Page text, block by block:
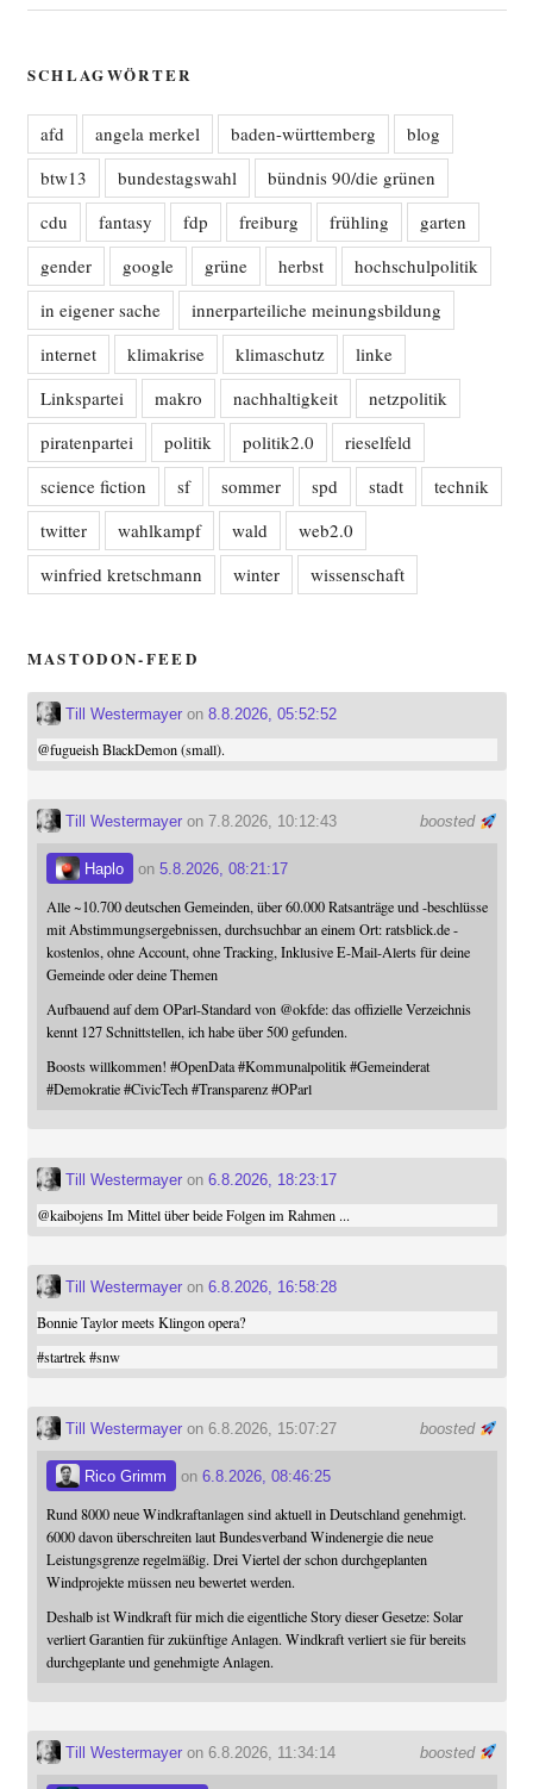
SCHLAGWÖRTER
afd angela merkel baden-württemberg
blog
btw13
bundestagswahl
bündnis 90/die grünen
cdu
fantasy fdp freiburg frühling
garten
gender
google grüne herbst
hochschulpolitik
in eigener sache
innerparteiliche meinungsbildung
internet
klimakrise klimaschutz
linke
Linkspartei
makro nachhaltigkeit
netzpolitik
piratenpartei
politik politik2.0
rieselfeld
science fiction
sf sommer spd stadt
technik
twitter
wahlkampf wald
web2.0
winfried kretschmann
winter wissenschaft
MASTODON-FEED
Till Westermayeron 8.8.2026, 05:52:52
@fugueishBlackDemon (small).
boosted
Till Westermayeron 7.8.2026, 10:12:43
Haplo on 5.8.2026, 08:21:17
Alle ~10.700 deutschen Gemeinden, über 60.000 Ratsanträge und -beschlüsse
mit Abstimmungsergebnissen, durchsuchbar an einem Ort: ratsblick.de -
kostenlos, ohne Account, ohne Tracking, Inklusive E-Mail-Alerts für deine
Gemeinde oder deine Themen
Aufbauend auf dem OParl-Standard von @okfde: das offizielle Verzeichnis
kennt 127 Schnittstellen, ich habe über 500 gefunden.
Boosts willkommen! #OpenData #Kommunalpolitik #Gemeinderat
#Demokratie #CivicTech #Transparenz #OParl
Till Westermayeron 6.8.2026, 18:23:17
@kaibojensIm Mittel über beide Folgen im Rahmen ...
Till Westermayeron 6.8.2026, 16:58:28
Bonnie Taylor meets Klingon opera?
#startrek #snw
boosted
Till Westermayeron 6.8.2026, 15:07:27
Rico Grimm on 6.8.2026, 08:46:25
Rund 8000 neue Windkraftanlagen sind aktuell in Deutschland genehmigt.
6000 davon überschreiten laut Bundesverband Windenergie die neue
Leistungsgrenze regelmäßig. Drei Viertel der schon durchgeplanten
Windprojekte müssen neu bewertet werden.
Deshalb ist Windkraft für mich die eigentliche Story dieser Gesetze: Solar
verliert Garantien für zukünftige Anlagen. Windkraft verliert sie für bereits
durchgeplante und genehmigte Anlagen.
boosted
Till Westermayeron 6.8.2026, 11:34:14